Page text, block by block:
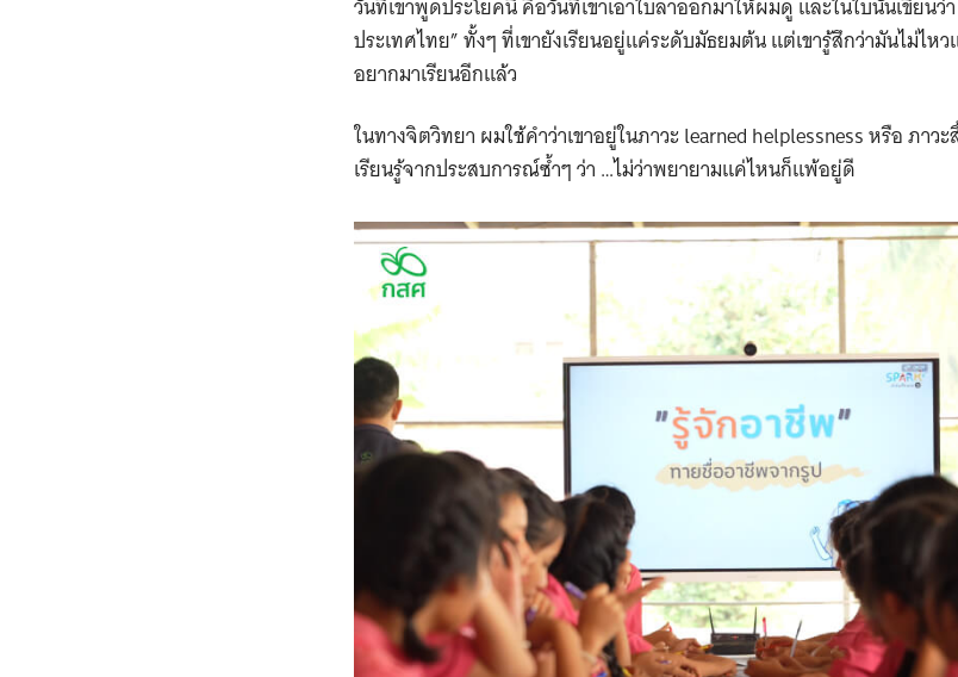
วันที่เขาพูดประโยคนี้ คือวันที่เขาเอาใบลาออกมาให้ผมดู และในใบนั้นเขียน
ประเทศไทย” ทั้งๆ ที่เขายังเรียนอยู่แค่ระดับมัธยมต้น แต่เขารู้สึกว่ามันไม่ไห
อยากมาเรียนอีกแล้ว
ในทางจิตวิทยา ผมใช้คำว่าเขาอยู่ในภาวะ learned helplessness หรือ ภาว
เรียนรู้จากประสบการณ์ซ้ำๆ ว่า …ไม่ว่าพยายามแค่ไหนก็แพ้อยู่ดี